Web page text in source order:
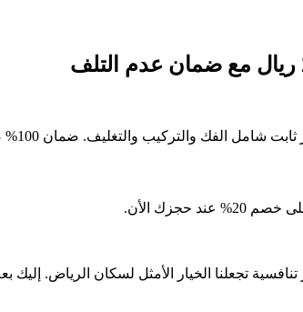
الأن.
تجعلنا الخيار الأمثل لسكان الرياض.